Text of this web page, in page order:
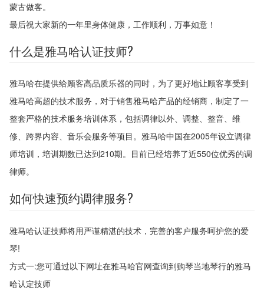
蒙古做客。
最后祝大家新的一年里身体健康，工作顺利，万事如意！
什么是雅马哈认证技师?
雅马哈在提供给顾客高品质乐器的同时，为了更好地让顾客享受到
雅马哈高超的技术服务，对于销售雅马哈产品的经销商，制定了一
整套严格的技术服务培训体系，包括调律以外、调整、整音、维
修、跨界内容、音乐会服务等项目。雅马哈中国在2005年设立调律
师培训，培训期数已达到210期。目前已经培养了近550位优秀的调
律师。
如何快速预约调律服务?
雅马哈认证技师将用严谨精湛的技术，完善的客户服务呵护您的爱
琴!
方式一:您可通过以下网址在雅马哈官网查询到购琴当地琴行的雅马
哈认定技师